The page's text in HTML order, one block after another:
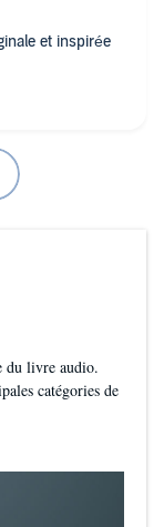
du livre audio.
catégories de